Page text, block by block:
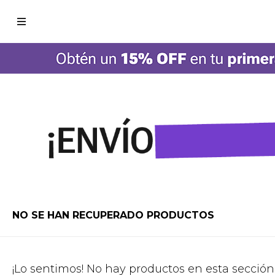

NO SE HAN RECUPERADO PRODUCTOS
¡Lo sentimos! No hay productos en esta